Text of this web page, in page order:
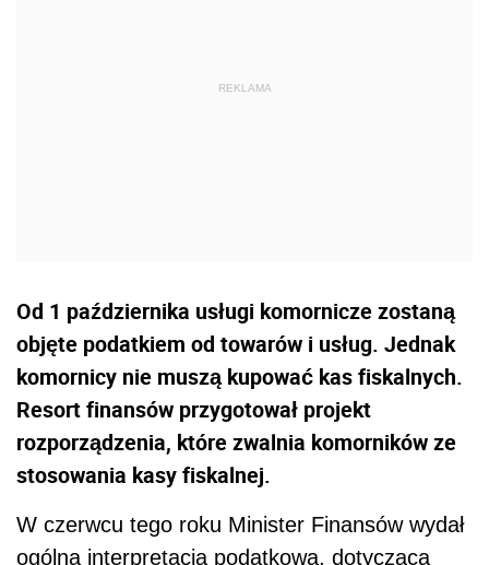
Od 1 października usługi komornicze zostaną
objęte podatkiem od towarów i usług. Jednak
komornicy nie muszą kupować kas fiskalnych.
Resort finansów przygotował projekt
rozporządzenia, które zwalnia komorników ze
stosowania kasy fiskalnej.
W czerwcu tego roku Minister Finansów wydał
ogólną interpretacją podatkową, dotyczącą